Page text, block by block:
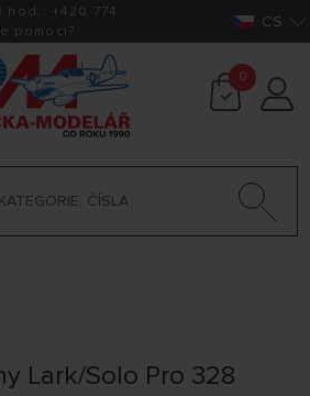
hod.: +420 774
pomoci? CS
0
Lark/Solo Pro 328